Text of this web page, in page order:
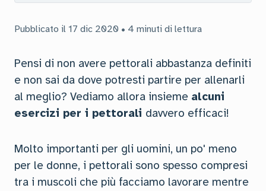
Pubblicato il 17 dic 2020 • 4 minuti di lettura
Pensi di non avere pettorali abbastanza definiti
e non sai da dove potresti partire per allenarli
al meglio? Vediamo allora insieme alcuni
esercizi per i pettorali davvero efficaci!
Molto importanti per gli uomini, un po' meno
per le donne, i pettorali sono spesso compresi
tra i muscoli che più facciamo lavorare mentre